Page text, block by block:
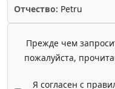
Отчество: Petru
Прежде чем
пожалуйста,
Я согласен с